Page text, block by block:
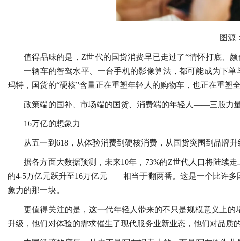
图源
值得品味的是，Z世代的国货消费早已走过了“情怀打底、
——一辆车的智驾水平、一台手机的影像算法，都可能成为下单
玛特，国货的“硬核”含量正在重塑年轻人的购物车，也正在重塑
政策端的国补、市场端的国货、消费端的年轻人——三股力
16万亿的想象力
从五一到618，从体验消费到硬核消费，从国货突围到品牌
据各方面大数据预测，未来10年，73%的Z世代人口将陆续
的4-5万亿元跃升至16万亿元——相当于翻两番。这是一个比许
象力的那一块。
更值得关注的是，这一代年轻人带来的不只是规模意义上
升级，他们对体验的需求催生了现代服务业新业态，他们对品质